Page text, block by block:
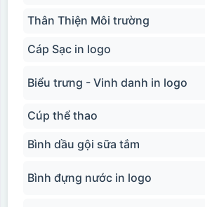
Thân Thiện Môi trường
Cáp Sạc in logo
Biểu trưng - Vinh danh in logo
Cúp thể thao
Bình dầu gội sữa tắm
Bình đựng nước in logo